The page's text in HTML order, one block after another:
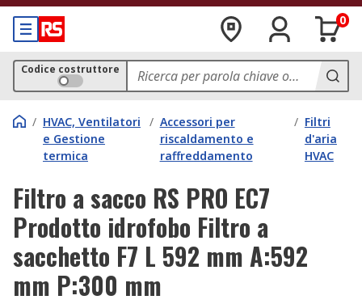
0
Codice costruttore
/ HVAC, Ventilatori
e Gestione
termica
/ Accessori per
riscaldamento e
raffreddamento
/ Filtri
d'aria
HVAC
Filtro a sacco RS PRO EC7
Prodotto idrofobo Filtro a
sacchetto F7 L 592 mm A:592
mm P:300 mm